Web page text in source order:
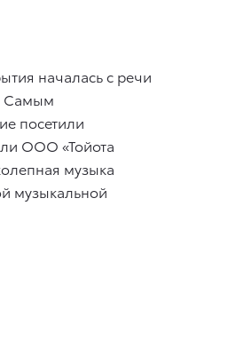
началась с речи
Самым
посетили
ООО «Тойота
музыка
музыкальной